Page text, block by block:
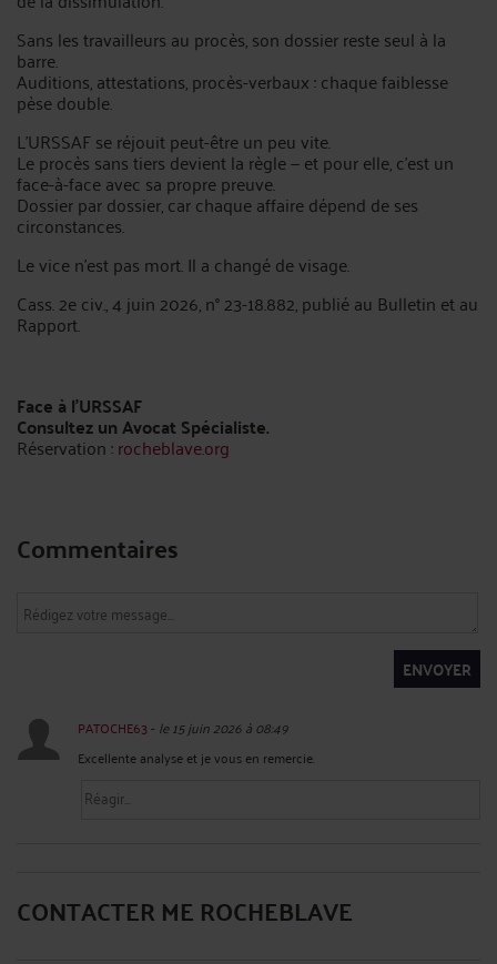
Sans les travailleurs au procès, son dossier reste seul à la
barre.
Auditions, attestations, procès-verbaux : chaque faiblesse
pèse double.
L'URSSAF se réjouit peut-être un peu vite.
Le procès sans tiers devient la règle — et pour elle, c'est un
face-à-face avec sa propre preuve.
Dossier par dossier, car chaque affaire dépend de ses
circonstances.
Le vice n'est pas mort. Il a changé de visage.
Cass. 2e civ., 4 juin 2026, n° 23-18.882, publié au Bulletin et au
Rapport.
Face à l’URSSAF
Consultez un Avocat Spécialiste.
Réservation :rocheblave.org
Commentaires
ENVOYER
PATOCHE63- le 15 juin 2026 à 08:49
Excellente analyse et je vous en remercie.
CONTACTER ME ROCHEBLAVE